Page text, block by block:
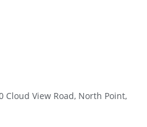
Cloud View Road, North Point,